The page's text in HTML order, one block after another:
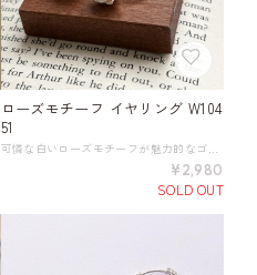
ローズモチーフ イヤリング W104
51
¥2,980
SOLD OUT